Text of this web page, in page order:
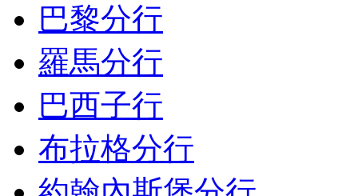
巴黎分行
羅馬分行
巴西子行
布拉格分行